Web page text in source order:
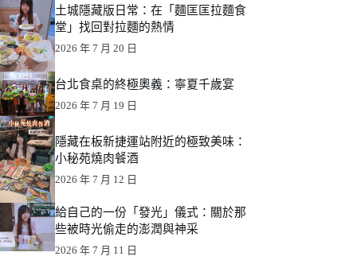
土城隱藏版日常：在「麵匡匡拉麵食
堂」找回對拉麵的熱情
2026 年 7 月 20 日
台北食桌的終極奧義：寧夏千歲宴
2026 年 7 月 19 日
隱藏在板新捷運站附近的極致美味：
小秘苑燒肉餐酒
2026 年 7 月 12 日
給自己的一份「發光」儀式：關於那
些被時光偷走的澎潤與神采
2026 年 7 月 11 日